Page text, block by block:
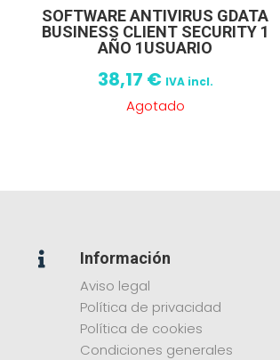
SOFTWARE ANTIVIRUS GDATA
BUSINESS CLIENT SECURITY 1
AÑO 1USUARIO
38,17 € IVA incl.
Agotado

Información
Aviso legal
Política de privacidad
Política de cookies
Condiciones generales